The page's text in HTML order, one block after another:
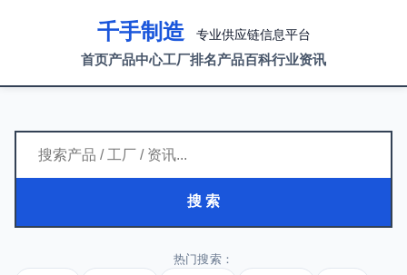
千手制造 专业供应链信息平台
首页产品中心工厂排名产品百科行业资讯
搜 索
热门搜索：